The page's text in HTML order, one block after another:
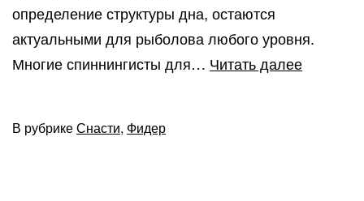
определение структуры дна, остаются
актуальными для рыболова любого уровня.
Многие спиннингисты для… Читать далееКак
В рубрикеСнасти, Фидер